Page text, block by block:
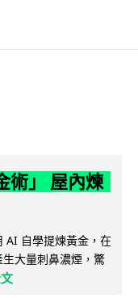
術」 屋內煉
AI 自學提煉黃金，在
大量刺鼻濃煙，驚